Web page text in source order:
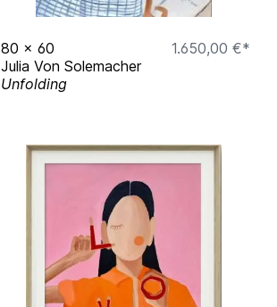
80 x 60
1.650,00 €*
Julia Von Solemacher
Unfolding